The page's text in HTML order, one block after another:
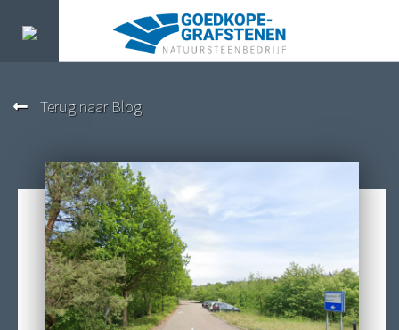
Terug naar Blog